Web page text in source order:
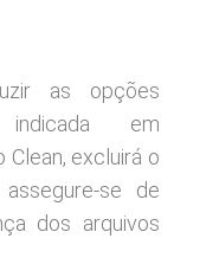
as opções
em
Clean, excluirá o
se de
dos arquivos